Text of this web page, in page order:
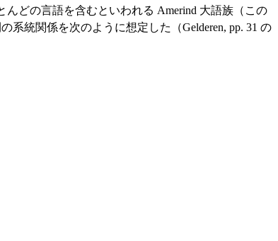
どの言語を含むといわれる Amerind 大語族（この
系統関係を次のように想定した（Gelderen, pp. 31 の